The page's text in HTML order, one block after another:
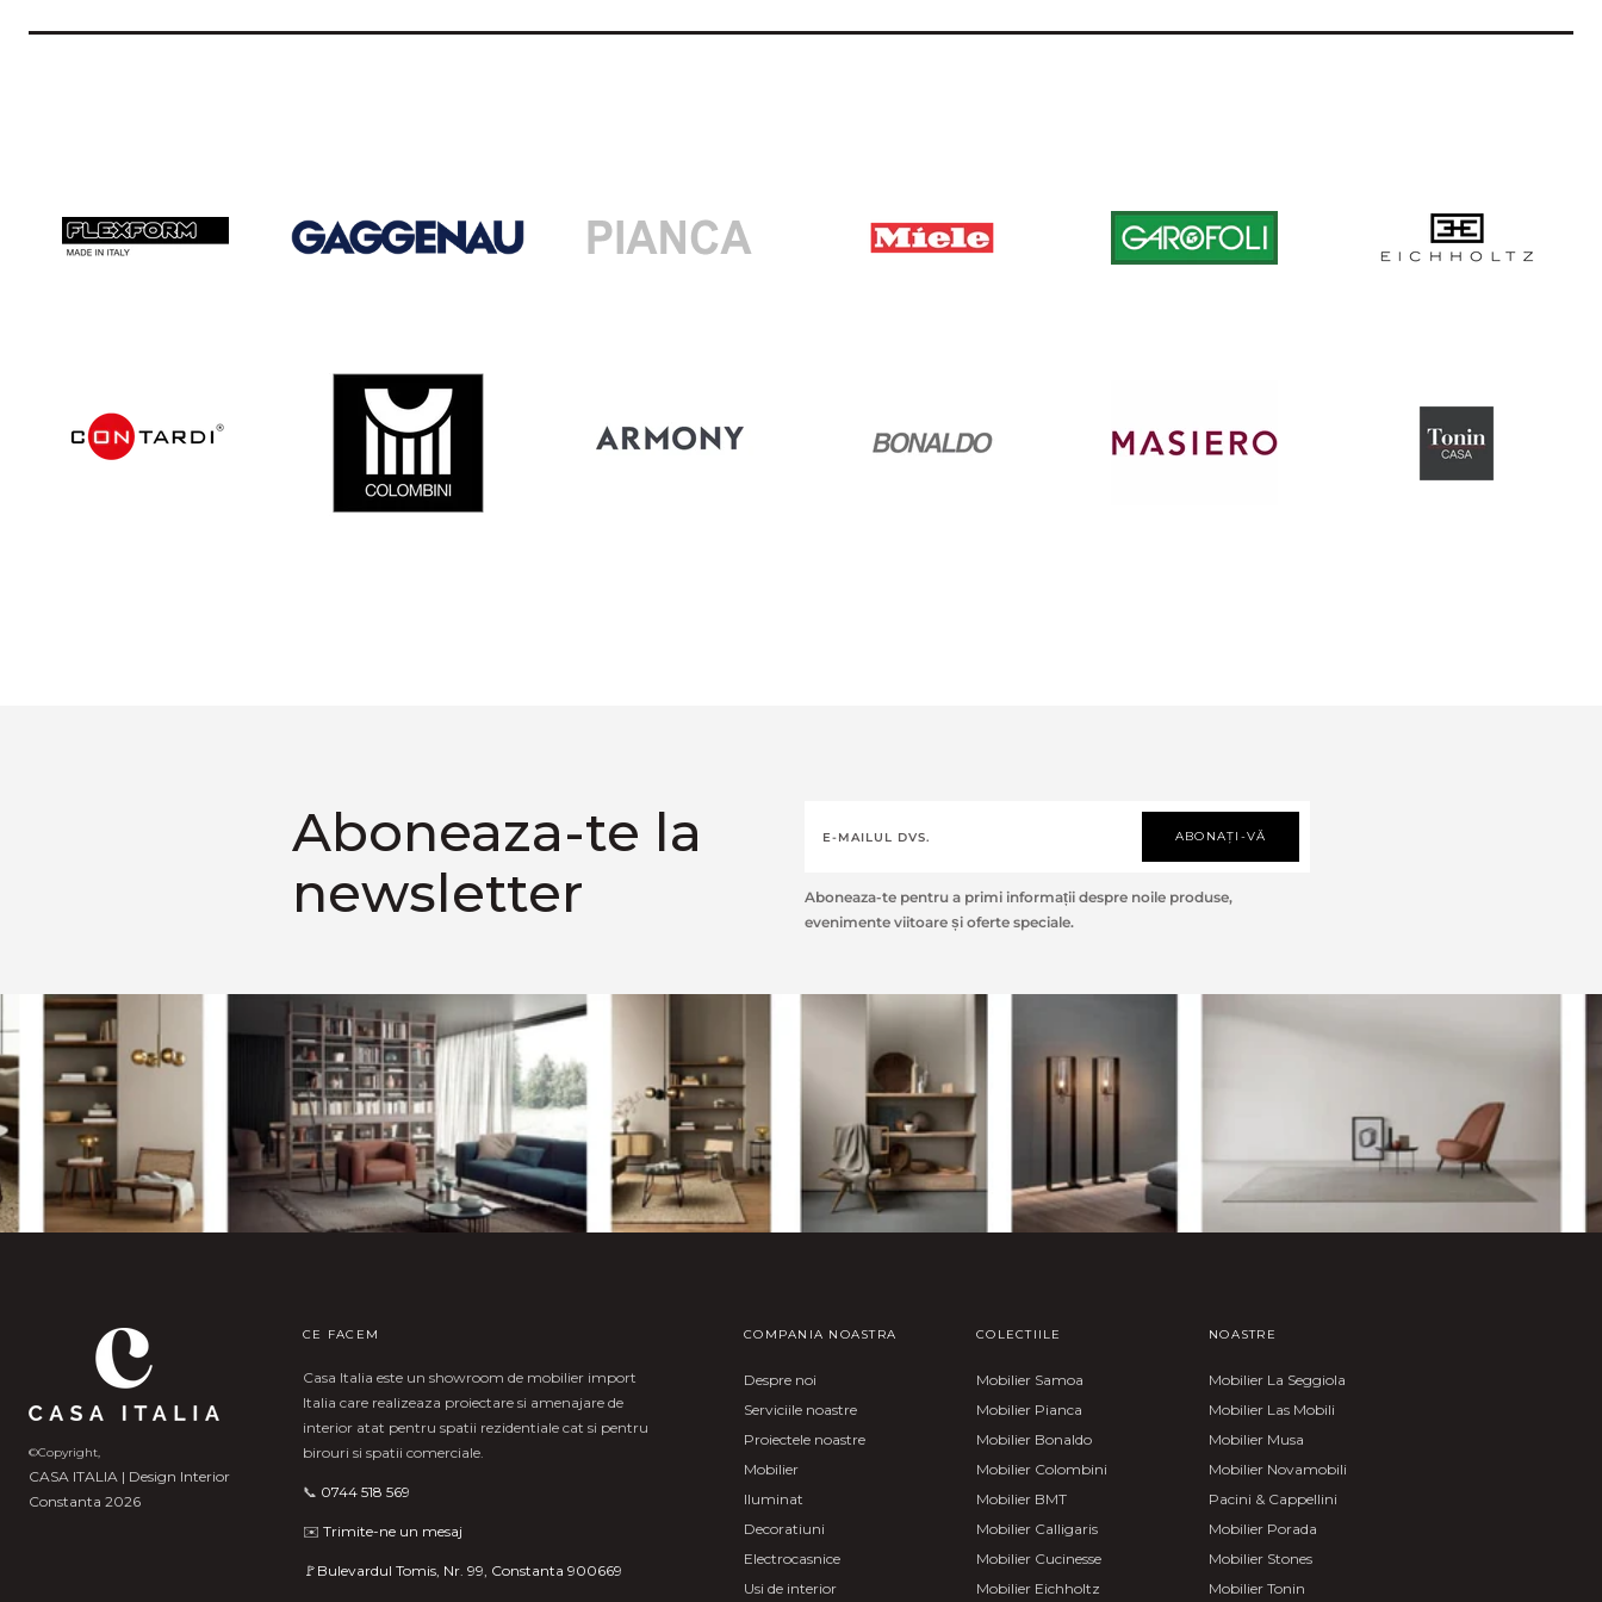
Aboneaza-te la
newsletter
ABONAȚI-VĂ
Aboneaza-te pentru a primi informații despre noile produse,
evenimente viitoare și oferte speciale.
©Copyright,
CASA ITALIA | Design Interior
Constanta 2026
CE FACEM
Casa Italia este un showroom de mobilier import
Italia care realizeaza proiectare si amenajare de
interior atat pentru spatii rezidentiale cat si pentru
birouri si spatii comerciale.
📞 0744 518 569
✉️ Trimite-ne un mesaj
🚩Bulevardul Tomis, Nr. 99, Constanta 900669
COMPANIA NOASTRA
Despre noi
Serviciile noastre
Proiectele noastre
Mobilier
Iluminat
Decoratiuni
Electrocasnice
Usi de interior
COLECTIILE
Mobilier Samoa
Mobilier Pianca
Mobilier Bonaldo
Mobilier Colombini
Mobilier BMT
Mobilier Calligaris
Mobilier Cucinesse
Mobilier Eichholtz
NOASTRE
Mobilier La Seggiola
Mobilier Las Mobili
Mobilier Musa
Mobilier Novamobili
Pacini & Cappellini
Mobilier Porada
Mobilier Stones
Mobilier Tonin